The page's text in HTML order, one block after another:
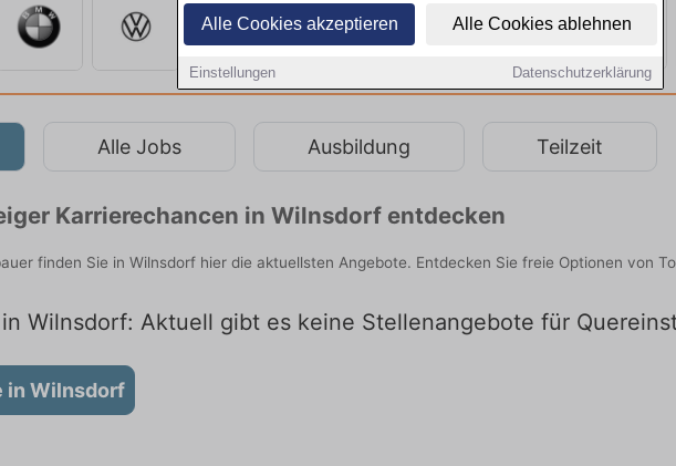
Alle Cookies akzeptieren Alle Cookies ablehnen
Einstellungen Datenschutzerklärung
Alle Jobs Ausbildung Teilzeit
Karrierechancen in Wilnsdorf entdecken
finden Sie in Wilnsdorf hier die aktuellsten Angebote. Entdecken Sie freie Optionen von
Wilnsdorf: Aktuell gibt es keine Stellenangebote für
in Wilnsdorf